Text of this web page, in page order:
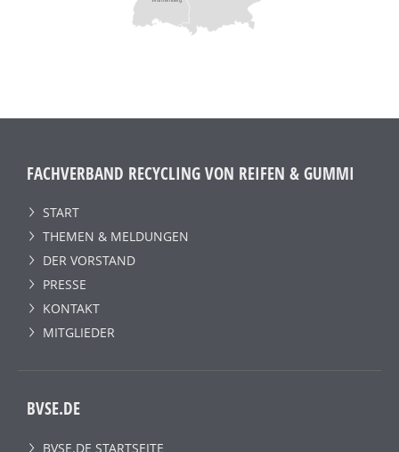
FACHVERBAND RECYCLING VON REIFEN & GUMMI
START
THEMEN & MELDUNGEN
DER VORSTAND
PRESSE
KONTAKT
MITGLIEDER
BVSE.DE
BVSE.DE STARTSEITE